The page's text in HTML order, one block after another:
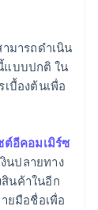
มารถดำเนิน
แบบปกติ ใน
บื้องต้นเพื่อ
ต์อีคอมเมิร์ซ
นปลายทาง
นค้าในอีก
ยมือชื่อเพื่อ